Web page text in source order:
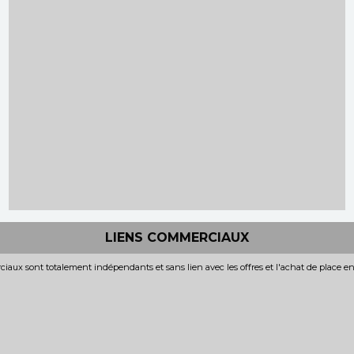
LIENS COMMERCIAUX
sont totalement indépendants et sans lien avec les offres et l'achat de place